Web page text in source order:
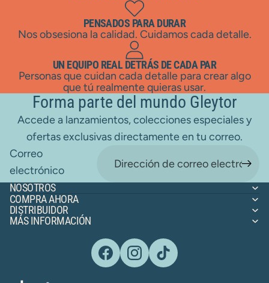
PENSADOS PARA DURAR
Nos obsesiona la calidad. Cuidamos cada detalle.
UN EQUIPO REAL DETRÁS DE CADA PAR
Personas que cuidan cada detalle para crear algo
que tú realmente quieras usar.
Forma parte del mundo Gleytor
Accede a lanzamientos, colecciones especiales y
ofertas exclusivas directamente en tu correo.
Correo
electrónico
NOSOTROS
COMPRA AHORA
DISTRIBUIDOR
MÁS INFORMACIÓN
Política de reembolso